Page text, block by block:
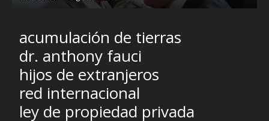
acumulación de tierras
dr. anthony fauci
hijos de extranjeros
red internacional
ley de propiedad privada